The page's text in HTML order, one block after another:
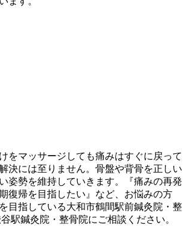
をマッサージしても痛みはすぐに戻って
決には至りません。骨盤や背骨を正しい
姿勢を維持していきます。『痛みの再発
復帰を目指したい』など、お悩みの方
目指している大和市鶴間駅前鍼灸院・整
駅鍼灸院・整骨院にご相談ください。